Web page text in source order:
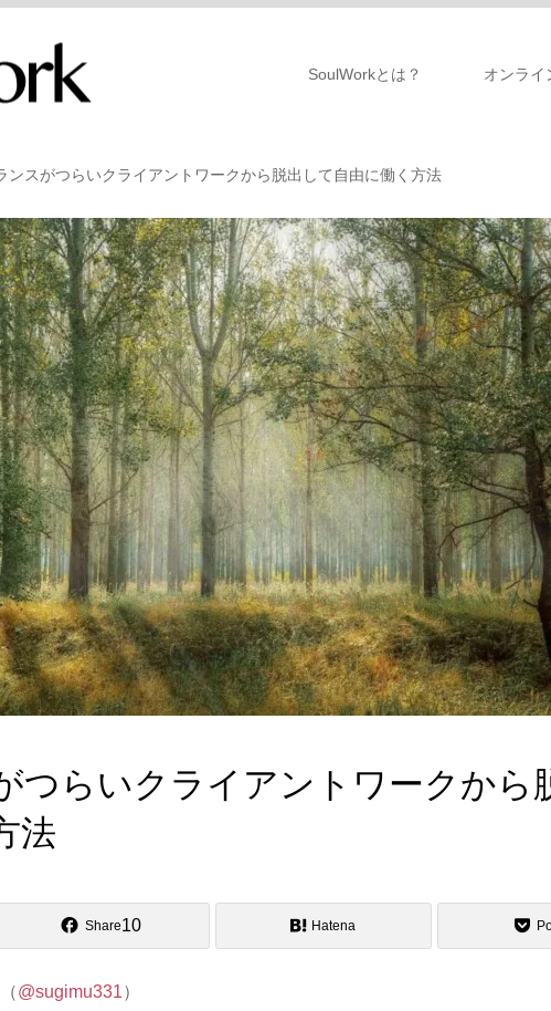
SoulWorkとは？ オンライ
ンスがつらいクライアントワークから脱出して自由に働く方法
つらいクライアントワークから
法
Share10 Hatena
@sugimu331）